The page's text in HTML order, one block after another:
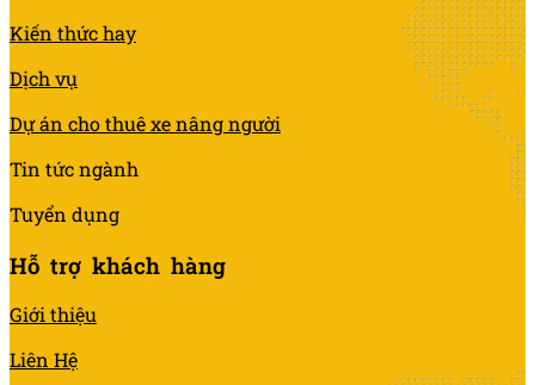
Kiến thức hay
Dịch vụ
Dự án cho thuê xe nâng người
Tin tức ngành
Tuyển dụng
Hỗ trợ khách hàng
Giới thiệu
Liên Hệ